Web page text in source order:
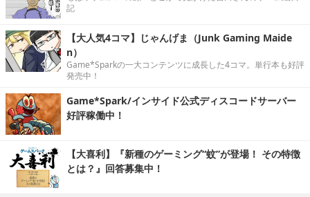
記
【大人気4コマ】じゃんげま（Junk Gaming Maide
n）
Game*Sparkの一大コンテンツに成長した4コマ。単行本も好評
発売中！
Game*Spark/インサイド公式ディスコードサーバー
好評稼働中！
【大喜利】『新種のゲーミング“蚊”が登場！ その特徴
とは？』回答募集中！